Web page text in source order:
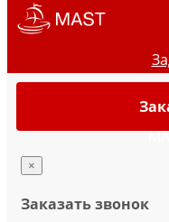
×
Заказать звонок